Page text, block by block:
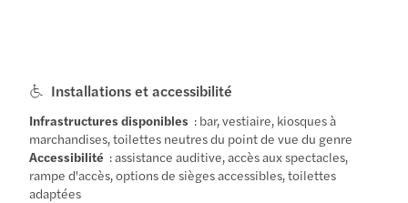
Installations et accessibilité
Infrastructures disponibles : bar, vestiaire, kiosques à
marchandises, toilettes neutres du point de vue du genre
Accessibilité : assistance auditive, accès aux spectacles,
rampe d'accès, options de sièges accessibles, toilettes
adaptées